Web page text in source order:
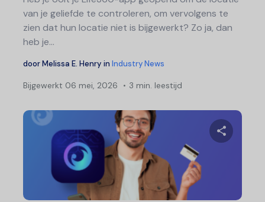
van je geliefde te controleren, om vervolgens te
zien dat hun locatie niet is bijgewerkt? Zo ja, dan
heb je...
doorMelissa E. Henry in Industry News
Bijgewerkt 06 mei, 2026 3 min. leestijd